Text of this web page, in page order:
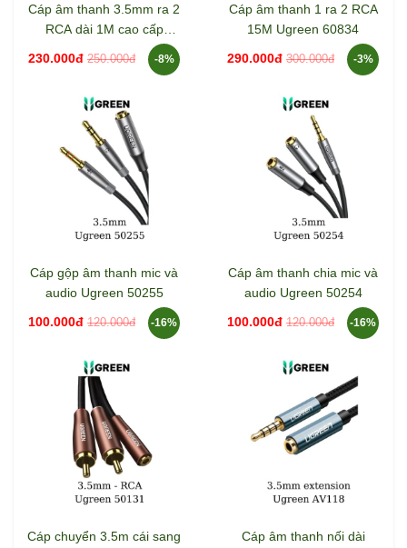
Cáp âm thanh 3.5mm ra 2
RCA dài 1M cao cấp
230.000đ 250.000đ -8%
Cáp âm thanh 1 ra 2 RCA
15M Ugreen 60834
290.000đ 300.000đ -3%
Cáp gộp âm thanh mic và
audio Ugreen 50255
100.000đ 120.000đ -16%
Cáp âm thanh chia mic và
audio Ugreen 50254
100.000đ 120.000đ -16%
Cáp chuyển 3.5m cái sang
Cáp âm thanh nối dài